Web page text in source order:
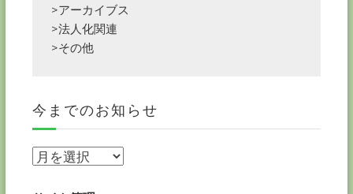
>アーカイブス
>法人化関連
>その他
今までのお知らせ
今